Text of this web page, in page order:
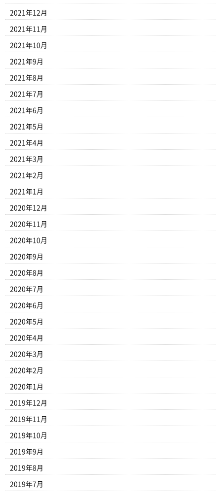
2021年12月
2021年11月
2021年10月
2021年9月
2021年8月
2021年7月
2021年6月
2021年5月
2021年4月
2021年3月
2021年2月
2021年1月
2020年12月
2020年11月
2020年10月
2020年9月
2020年8月
2020年7月
2020年6月
2020年5月
2020年4月
2020年3月
2020年2月
2020年1月
2019年12月
2019年11月
2019年10月
2019年9月
2019年8月
2019年7月